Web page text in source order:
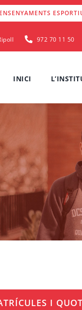
972 70 11 50
INICI
I